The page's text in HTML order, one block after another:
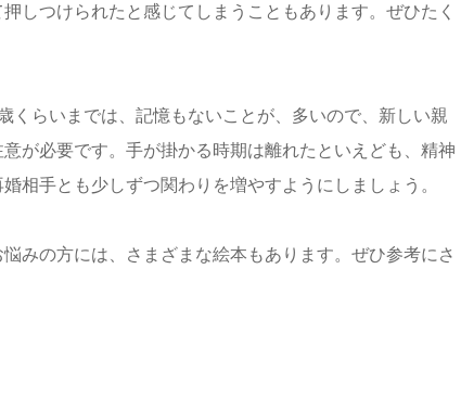
しつけられたと感じてしまうこともあります。ぜひたく
くらいまでは、記憶もないことが、多いので、新しい親
が必要です。手が掛かる時期は離れたといえども、精神
相手とも少しずつ関わりを増やすようにしましょう。
みの方には、さまざまな絵本もあります。ぜひ参考にさ